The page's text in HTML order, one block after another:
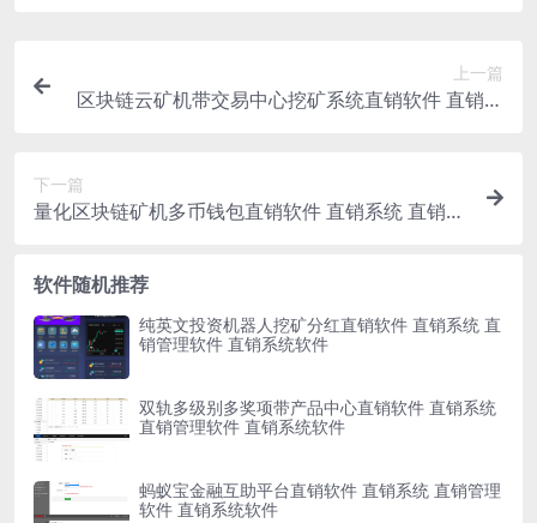
上一篇
区块链云矿机带交易中心挖矿系统直销软件 直销系
下一篇
量化区块链矿机多币钱包直销软件 直销系统 直销管
软件随机推荐
纯英文投资机器人挖矿分红直销软件 直销系统 直
销管理软件 直销系统软件
双轨多级别多奖项带产品中心直销软件 直销系统
直销管理软件 直销系统软件
蚂蚁宝金融互助平台直销软件 直销系统 直销管理
软件 直销系统软件